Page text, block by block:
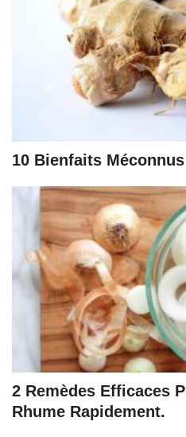
10 Bienfaits
2 Remèdes Efficaces
Rhume Rapidement.